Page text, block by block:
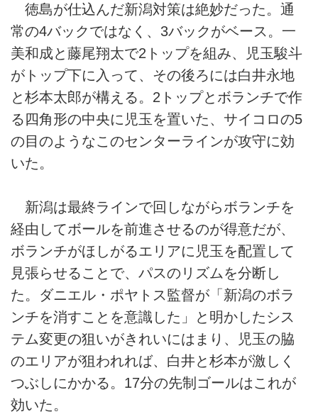
徳島が仕込んだ新潟対策は絶妙だった。通
常の4バックではなく、3バックがベース。一
美和成と藤尾翔太で2トップを組み、児玉駿斗
がトップ下に入って、その後ろには白井永地
と杉本太郎が構える。2トップとボランチで作
る四角形の中央に児玉を置いた、サイコロの5
の目のようなこのセンターラインが攻守に効
いた。
新潟は最終ラインで回しながらボランチを
経由してボールを前進させるのが得意だが、
ボランチがほしがるエリアに児玉を配置して
見張らせることで、パスのリズムを分断し
た。ダニエル・ポヤトス監督が「新潟のボラ
ンチを消すことを意識した」と明かしたシス
テム変更の狙いがきれいにはまり、児玉の脇
のエリアが狙われれば、白井と杉本が激しく
つぶしにかかる。17分の先制ゴールはこれが
効いた。